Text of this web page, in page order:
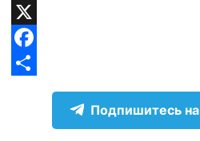
e
g
d
n
o
V
KX
F
Подпишитесь